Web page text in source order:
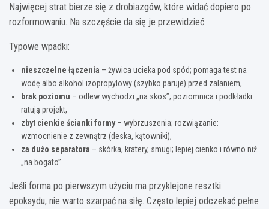
Najwięcej strat bierze się z drobiazgów, które widać dopiero po
rozformowaniu. Na szczęście da się je przewidzieć.
Typowe wpadki:
nieszczelne łączenia – żywica ucieka pod spód; pomaga test na
wodę albo alkohol izopropylowy (szybko paruje) przed zalaniem,
brak poziomu – odlew wychodzi „na skos”; poziomnica i podkładki
ratują projekt,
zbyt cienkie ścianki formy– wybrzuszenia; rozwiązanie:
wzmocnienie z zewnątrz (deska, kątowniki),
za dużo separatora – skórka, kratery, smugi; lepiej cienko i równo niż
„na bogato”.
Jeśli forma po pierwszym użyciu ma przyklejone resztki
epoksydu, nie warto szarpać na siłę. Często lepiej odczekać pełne